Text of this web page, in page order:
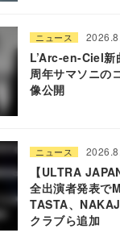
ニュース
L’Arc-en-Ciel新
周年サマソニの
像公開
ニュース
【ULTRA
全出演者発表で
TASTA、
クラブら追加